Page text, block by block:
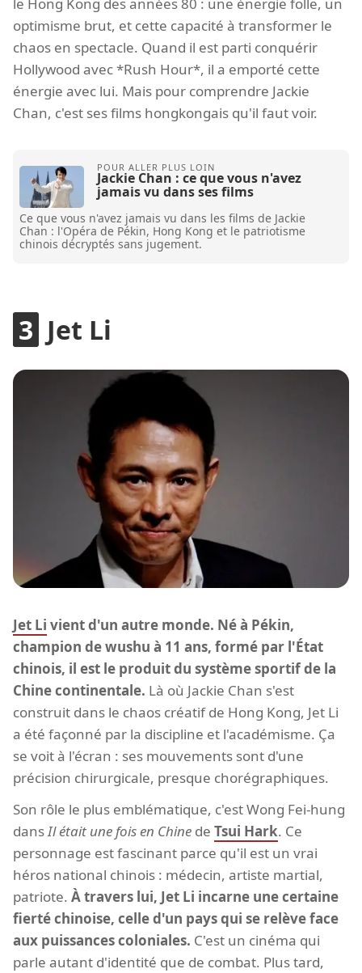
optimisme brut, et cette capacité à transformer le
chaos en spectacle. Quand il est parti conquérir
Hollywood avec *Rush Hour*, il a emporté cette
énergie avec lui. Mais pour comprendre Jackie
Chan, c'est ses films hongkongais qu'il faut voir.
Jackie Chan : ce que vous n'avez
jamais vu dans ses films
Ce que vous n'avez jamais vu dans les films de Jackie
Chan : l'Opéra de Pékin, Hong Kong et le patriotisme
chinois décryptés sans jugement.
Jet Li
Jet Li vient d'un autre monde. Né à Pékin,
champion de wushu à 11 ans, formé par l'État
chinois, il est le produit du système sportif de la
Chine continentale. Là où Jackie Chan s'est
construit dans le chaos créatif de Hong Kong, Jet Li
a été façonné par la discipline et l'académisme. Ça
se voit à l'écran : ses mouvements sont d'une
précision chirurgicale, presque chorégraphiques.
Son rôle le plus emblématique, c'est Wong Fei-hung
dansIl était une fois en Chine de Tsui Hark. Ce
personnage est fascinant parce qu'il est un vrai
héros national chinois : médecin, artiste martial,
patriote. À travers lui, Jet Li incarne une certaine
fierté chinoise, celle d'un pays qui se relève face
aux puissances coloniales. C'est un cinéma qui
parle autant d'identité que de combat. Plus tard,